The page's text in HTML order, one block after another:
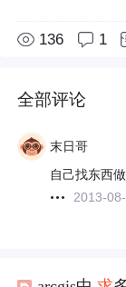
136 1
全部评论
末日哥
自己找东西
2013-